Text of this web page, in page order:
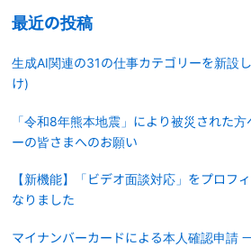
最近の投稿
生成AI関連の31の仕事カテゴリーを新設
け)
「令和8年熊本地震」により被災された
ーの皆さまへのお願い
【新機能】「ビデオ面談対応」をプロフ
なりました
マイナンバーカードによる本人確認申請